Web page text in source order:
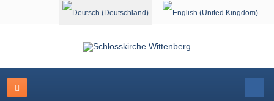
Sprache auswählen